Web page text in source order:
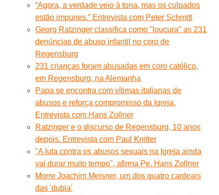
“Agora, a verdade veio à tona, mas os culpados
estão impunes.” Entrevista com Peter Schmitt
Georg Ratzinger classifica como "loucura" as 231
denúncias de abuso infantil no coro de
Regensburg
231 crianças foram abusadas em coro católico,
em Regensburg, na Alemanha
Papa se encontra com vítimas italianas de
abusos e reforça compromisso da Igreja.
Entrevista com Hans Zollner
Ratzinger e o discurso de Regensburg, 10 anos
depois. Entrevista com Paul Knitter
"A luta contra os abusos sexuais na Igreja ainda
vai durar muito tempo", afirma Pe. Hans Zollner
Morre Joachim Meisner, um dos quatro cardeais
das 'dubia'